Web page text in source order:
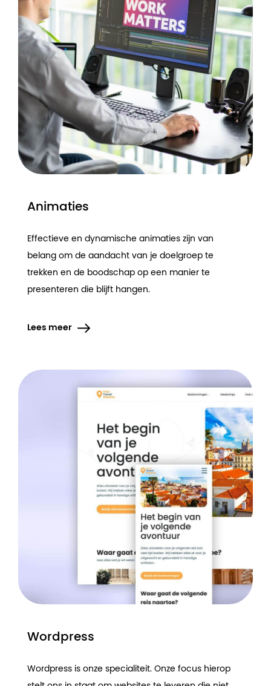
Animaties
Effectieve en dynamische animaties zijn van
belang om de aandacht van je doelgroep te
trekken en de boodschap op een manier te
presenteren die blijft hangen.
Lees meer
Word­press
Wordpress is onze specialiteit. Onze focus hierop